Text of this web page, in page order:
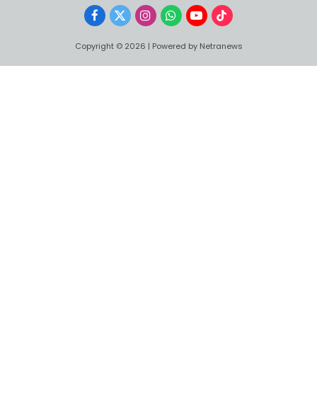
Facebook
X
InstagramWhatsApp
YouTubeTikTok
Copyright © 2026 | Powered by Netranews